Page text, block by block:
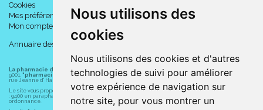
Nous utilisons des
cookies
Nous utilisons des cookies et d'autres
technologies de suivi pour améliorer
votre expérience de navigation sur
notre site, pour vous montrer un
Cookies
Mes préférences Cookies
Mon compte
Annuaire des pharmacies
La pharmacie du centre à Albert (80300) est une pharmacie française certifiée ISO
9001. "pharmacie-du-centre-albert.fr "est le site internet de la pharmacie du centre
rue Jeanne d' Harcourt, 80300 Albert.
Le site vous propose un large choix de plus de 11000 références, au prix les plus bas possible
: 9400 en parapharmacie, animaux, orthopédie, matériel médical. 1700 en médicaments sans
ordonnance.